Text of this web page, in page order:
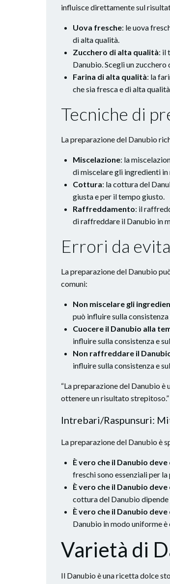
influisce direttamente sul
Uova fresche: le uova
di alta qualità.
Zucchero di alta qualità: il
Danubio. Scegli un
Farina di alta qualità: la
che sia fresca e di alta
Tecniche di
La preparazione del Danubio
Miscelazione: la
di miscelare gli ingredienti
Cottura: la cottura del
giusta e per il tempo giusto.
Raffreddamento: il
di raffreddare il Danubio in
Errori da
La preparazione del Danubio
comuni:
Non miscelare gli
può influire sulla
Cuocere il Danubio alla
influire sulla consistenza e
Non raffreddare il
influire sulla consistenza e
“La preparazione del Danubio
ottenere un risultato strepitoso.”
Intrebari/Raspunsuri:
La preparazione del Danubio è
È vero che il Danubio
freschi sono essenziali per
È vero che il Danubio
cottura del Danubio
È vero che il Danubio
Danubio in modo uniforme
Varietà di
Il Danubio è una ricetta dolce